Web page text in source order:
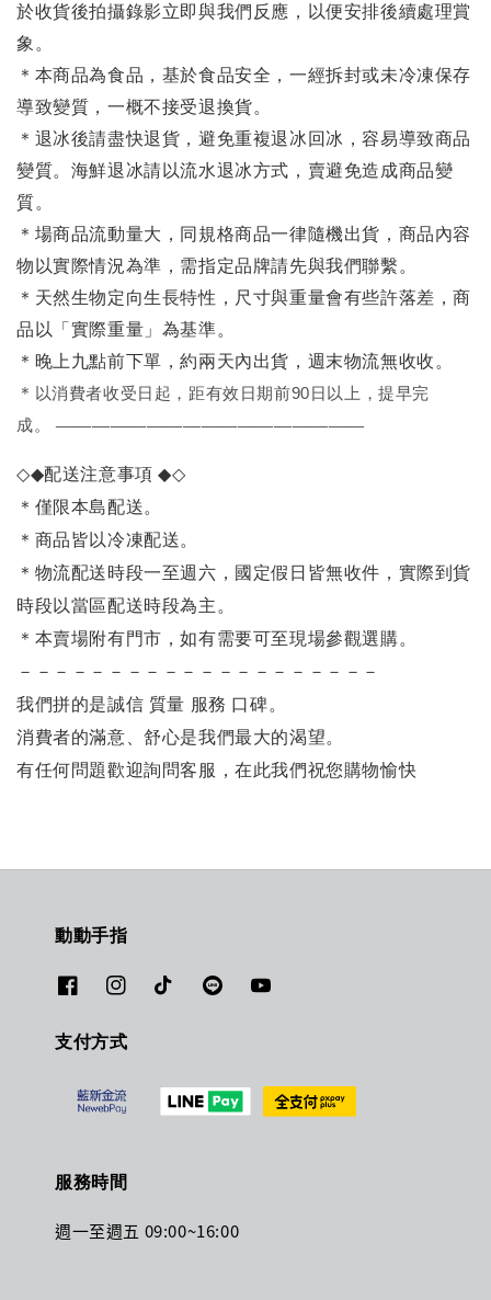
於收貨後拍攝錄影立即與我們反應，以便安排後續處理賞
象。
＊本商品為食品，基於食品安全，一經拆封或未冷凍保存
導致變質，一概不接受退換貨。
＊退冰後請盡快退貨，避免重複退冰回冰，容易導致商品
變質。海鮮退冰請以流水退冰方式，賣避免造成商品變
質。
＊場商品流動量大，同規格商品一律隨機出貨，商品內容
物以實際情況為準，需指定品牌請先與我們聯繫。
＊天然生物定向生長特性，尺寸與重量會有些許落差，商
品以「實際重量」為基準。
＊晚上九點前下單，約兩天內出貨，週末物流無收收。
＊ 以消費者收受日起，距有效日期前90日以上，提早完
成。
—————————————————
◇◆配送注意事項◆◇
＊僅限本島配送。
＊商品皆以冷凍配送。
＊物流配送時段一至週六，國定假日皆無收件，實際到貨
時段以當區配送時段為主。
＊本賣場附有門市，如有需要可至現場參觀選購。
－－－－－－－－－－－－－－－－－－－－
我們拼的是誠信 質量 服務 口碑。
消費者的滿意、舒心是我們最大的渴望。
有任何問題歡迎詢問客服，在此我們祝您購物愉快
動動手指
支付方式
服務時間
週一至週五 09:00~16:00